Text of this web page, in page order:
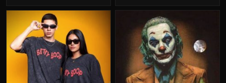
desde
S/39.99
hasta
S/47.00